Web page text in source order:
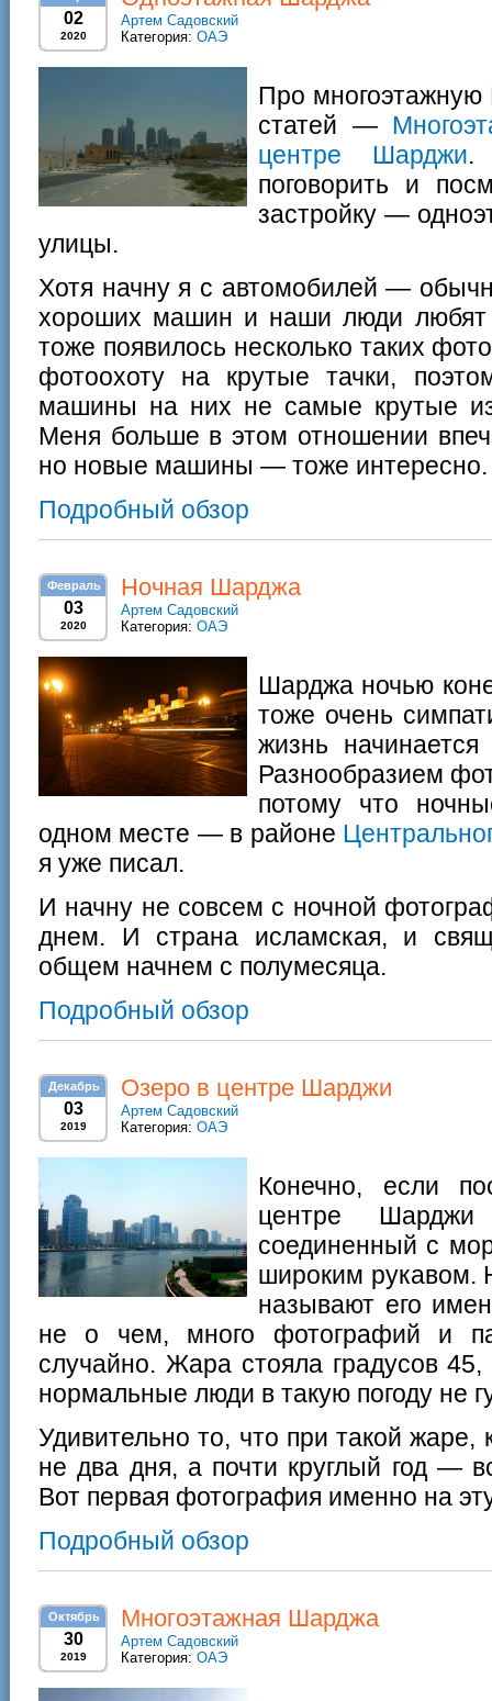
02
2020
Артем Садовский
Категория: ОАЭ
Про
статей —
центре Шарджи.
поговорить и
застройку —
улицы.
Хотя начну я с автомобилей —
хороших машин и наши люди любят
тоже появилось несколько таких
фотоохоту на крутые тачки,
машины на них не самые крутые из
Меня больше в этом отношении
но новые машины — тоже интересно.
Подробный обзор
Февраль
03
2020
Ночная Шарджа
Артем Садовский
Категория: ОАЭ
Шарджа ночью
тоже очень
жизнь
Разнообразием
потому что
одном месте — в районе
я уже писал.
И начну не совсем с ночной
днем. И страна исламская, и
общем начнем с полумесяца.
Подробный обзор
Декабрь
03
2019
Озеро в центре Шарджи
Артем Садовский
Категория: ОАЭ
Конечно, если
центре
соединенный с
широким рукавом.
называют его
не о чем, много фотографий и
случайно. Жара стояла градусов
нормальные люди в такую погоду не
Удивительно то, что при такой жаре,
не два дня, а почти круглый год —
Вот первая фотография именно на
Подробный обзор
Октябрь
30
2019
Многоэтажная Шарджа
Артем Садовский
Категория: ОАЭ